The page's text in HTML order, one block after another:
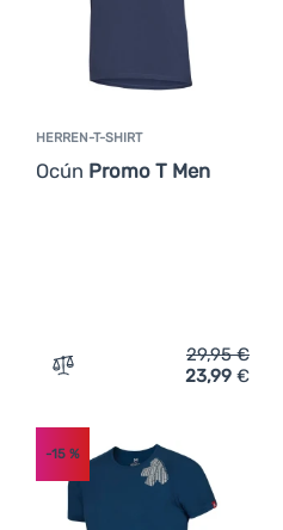
Ocún Arista Top'
HERREN-T-SHIRT
Ocún Promo T Men
Zum Vergleich 'Herren-T-
29,95€
23,99 €
-15%